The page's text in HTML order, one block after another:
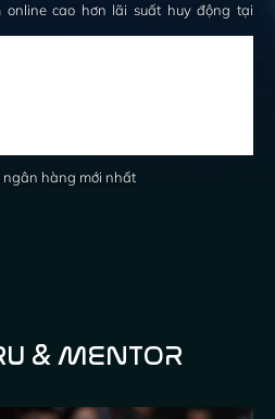
cao hơn lãi suất huy động tại
ngân hàng mới nhất
& MENTOR